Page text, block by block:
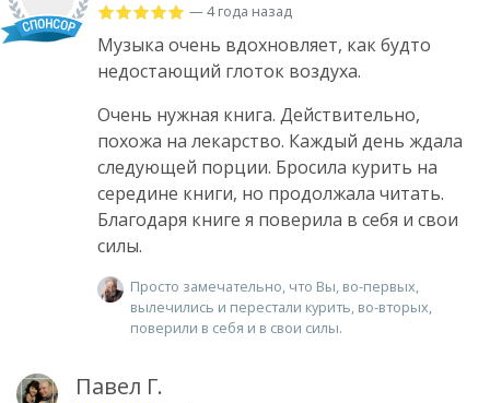
— 4 года назад
Музыка очень вдохновляет, как будто
недостающий глоток воздуха.
Очень нужная книга. Действительно,
похожа на лекарство. Каждый день ждала
следующей порции. Бросила курить на
середине книги, но продолжала читать.
Благодаря книге я поверила в себя и свои
силы.
Просто замечательно, что Вы, во-первых,
вылечились и перестали курить, во-вторых,
поверили в себя и в свои силы.
Павел Г.